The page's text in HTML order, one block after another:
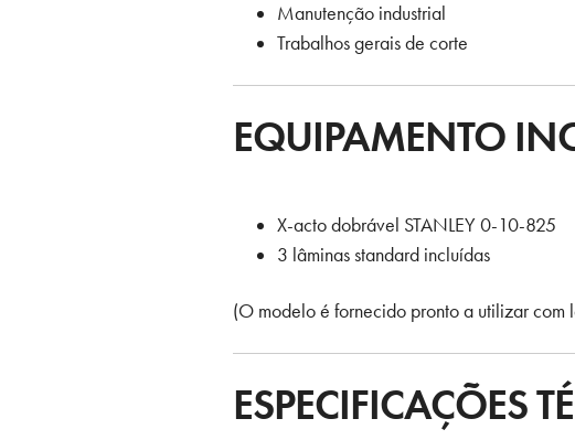
Manutenção industrial
Trabalhos gerais de corte
EQUIPAMENTO
X-acto dobrável STANLEY 0-10-825
3 lâminas standard incluídas
(O modelo é fornecido pronto a utilizar com
ESPECIFICAÇÕES